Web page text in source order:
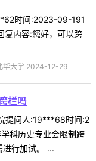
时间:2023-09-191
复内容:您好，可以跨
华大学 2024-12-29
栏吗
提问人:19***68时间:2
科历史专业会限制跨
进行加试。 ...